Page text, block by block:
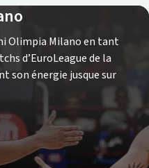
Olimpia Milano en tant
d’EuroLeague de la
son énergie jusque sur